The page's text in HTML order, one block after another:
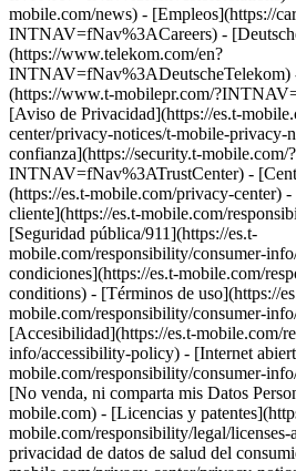
mobile.com/news) - [Empleos](https://
INTNAV=fNav%3ACareers) -
(https://www.telekom.com/en?
INTNAV=fNav%3ADeutscheTelekom)
(https://www.t-mobilepr.com/
[Aviso de Privacidad](https://es.t-
center/privacy-notices/t-mobile-privacy-
confianza](https://security.t-mobile.com/?
INTNAV=fNav%3ATrustCenter) -
(https://es.t-mobile.com/privacy-center)
cliente](https://es.t-mobile.com/
[Seguridad pública/911](https://es.t-
mobile.com/responsibility/consumer-
condiciones](https://es.t-mobile.com/
conditions) - [Términos de uso](https://
mobile.com/responsibility/consumer-
[Accesibilidad](https://es.t-mobile.com/
info/accessibility-policy) - [Internet
mobile.com/responsibility/consumer-
[No venda, ni comparta mis Datos
mobile.com) - [Licencias y
mobile.com/responsibility/legal/
privacidad de datos de salud del